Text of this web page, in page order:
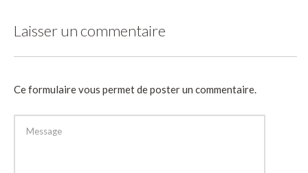
Laisser un commentaire
Ce formulaire vous permet de poster un commentaire.